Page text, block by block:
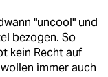
"uncool" und
bezogen. So
kein Recht auf
immer auch